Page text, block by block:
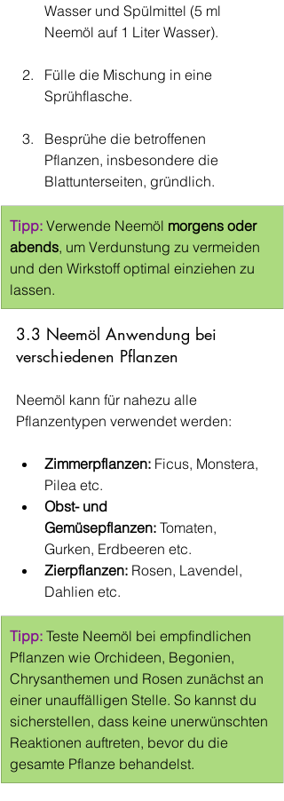
Wasser und Spülmittel (5 ml
Neemöl auf 1 Liter Wasser).
Fülle die Mischung in eine
Sprühflasche.
Besprühe die betroffenen
Pflanzen, insbesondere die
Blattunterseiten, gründlich.
Tipp: Verwende Neemöl morgens oder
abends, um Verdunstung zu vermeiden
und den Wirkstoff optimal einziehen zu
lassen.
3.3 Neemöl Anwendung bei
verschiedenen Pflanzen
Neemöl kann für nahezu alle
Pflanzentypen verwendet werden:
Zimmerpflanzen: Ficus, Monstera,
Pilea etc.
Obst- und
Gemüsepflanzen: Tomaten,
Gurken, Erdbeeren etc.
Zierpflanzen: Rosen, Lavendel,
Dahlien etc.
Tipp: Teste Neemöl bei empfindlichen
Pflanzen wie Orchideen, Begonien,
Chrysanthemen und Rosen zunächst an
einer unauffälligen Stelle. So kannst du
sicherstellen, dass keine unerwünschten
Reaktionen auftreten, bevor du die
gesamte Pflanze behandelst.